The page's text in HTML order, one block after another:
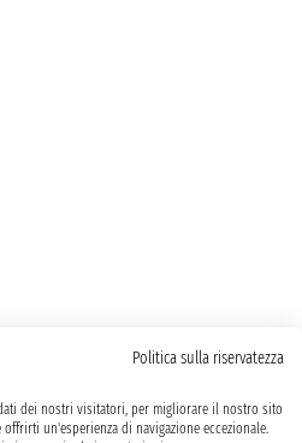
Politica sulla riservatezza
dei nostri visitatori, per migliorare il nostro sito
un'esperienza di navigazione eccezionale.